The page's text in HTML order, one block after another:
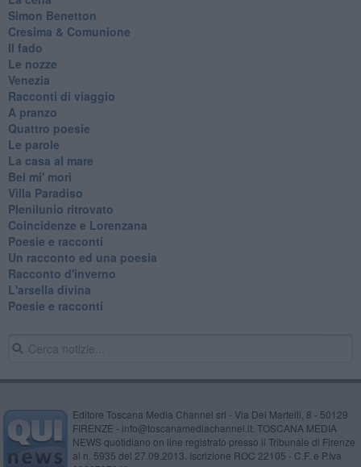
Simon Benetton
Cresima & Comunione
Il fado
Le nozze
Venezia
Racconti di viaggio
A pranzo
Quattro poesie
Le parole
La casa al mare
Bel mi' morì
Villa Paradiso
Plenilunio ritrovato
Coincidenze e Lorenzana
Poesie e racconti
Un racconto ed una poesia
Racconto d'inverno
​L'arsella divina
Poesie e racconti
Editore Toscana Media Channel srl - Via Dei Martelli, 8 - 50129
FIRENZE - info@toscanamediachannel.it. TOSCANA MEDIA
NEWS quotidiano on line registrato presso il Tribunale di Firenze
al n. 5935 del 27.09.2013. Iscrizione ROC 22105 - C.F. e P.Iva